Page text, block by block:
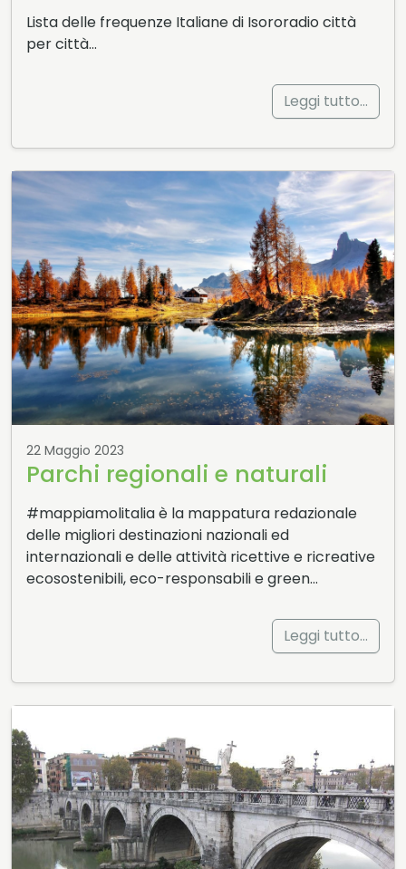
Lista delle frequenze Italiane di Isororadio città
per città…
Leggi tutto…
22 Maggio 2023
Parchi regionali e naturali
#mappiamolitalia è la mappatura redazionale
delle migliori destinazioni nazionali ed
internazionali e delle attività ricettive e ricreative
ecosostenibili, eco-responsabili e green…
Leggi tutto…